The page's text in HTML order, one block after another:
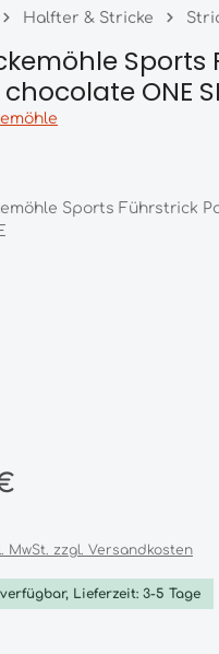
Halfter & Stricke
Sports
ONE
überspringen
MwSt. zzgl. Versandkosten
Lieferzeit: 3-5 Tage